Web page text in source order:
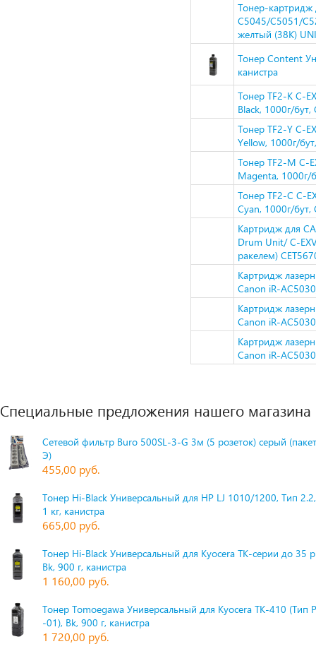
Тонер-картридж
C5045/C5051/
желтый (38K)
Тонер Content
канистра
Тонер TF2-K C-
Black, 1000г/бут,
Тонер TF2-Y C-
Yellow, 1000г/
Тонер TF2-M C-
Magenta, 1000г/
Тонер TF2-C C-
Cyan, 1000г/бут,
Картридж для
Drum Unit/ C-
ракелем)
Картридж
Canon iR-
Картридж
Canon iR-
Картридж
Canon iR-
Специальные предложения нашего магазина
Сетевой фильтр Buro 500SL-3-G 3м (5 розеток) серый
Э)
455,00 руб.
Тонер Hi-Black Универсальный для HP LJ 1010/1200, Тип
1 кг, канистра
665,00 руб.
Тонер Hi-Black Универсальный для Kyocera TK-серии до 35
Bk, 900 г, канистра
1 160,00 руб.
Тонер Tomoegawa Универсальный для Kyocera TK-410 (Тип
-01), Bk, 900 г, канистра
1 720,00 руб.